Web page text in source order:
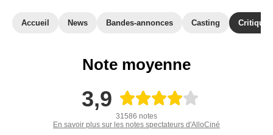
Accueil News Bandes-annonces Casting
Note moyenne
3,9
31586 notes
En savoir plus sur les notes spectateurs d'AlloCiné